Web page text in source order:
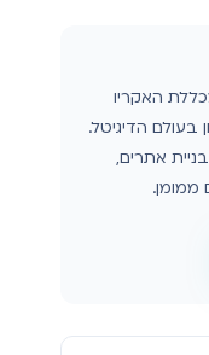
האקריו
בעולם הדיגיטל.
אתרים,
ממומן.